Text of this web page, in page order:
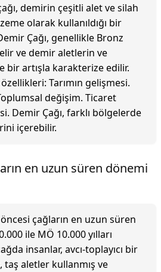
demirin çeşitli alet ve silah
olarak kullanıldığı bir
Çağı, genellikle Bronz
ve demir aletlerin ve
bir artışla karakterize edilir.
özellikleri: Tarımın gelişmesi.
değişim. Ticaret
Demir Çağı, farklı bölgelerde
içerebilir.
en uzun süren dönemi
çağların en uzun süren
ile MÖ 10.000 yılları
insanlar, avcı-toplayıcı bir
taş aletler kullanmış ve